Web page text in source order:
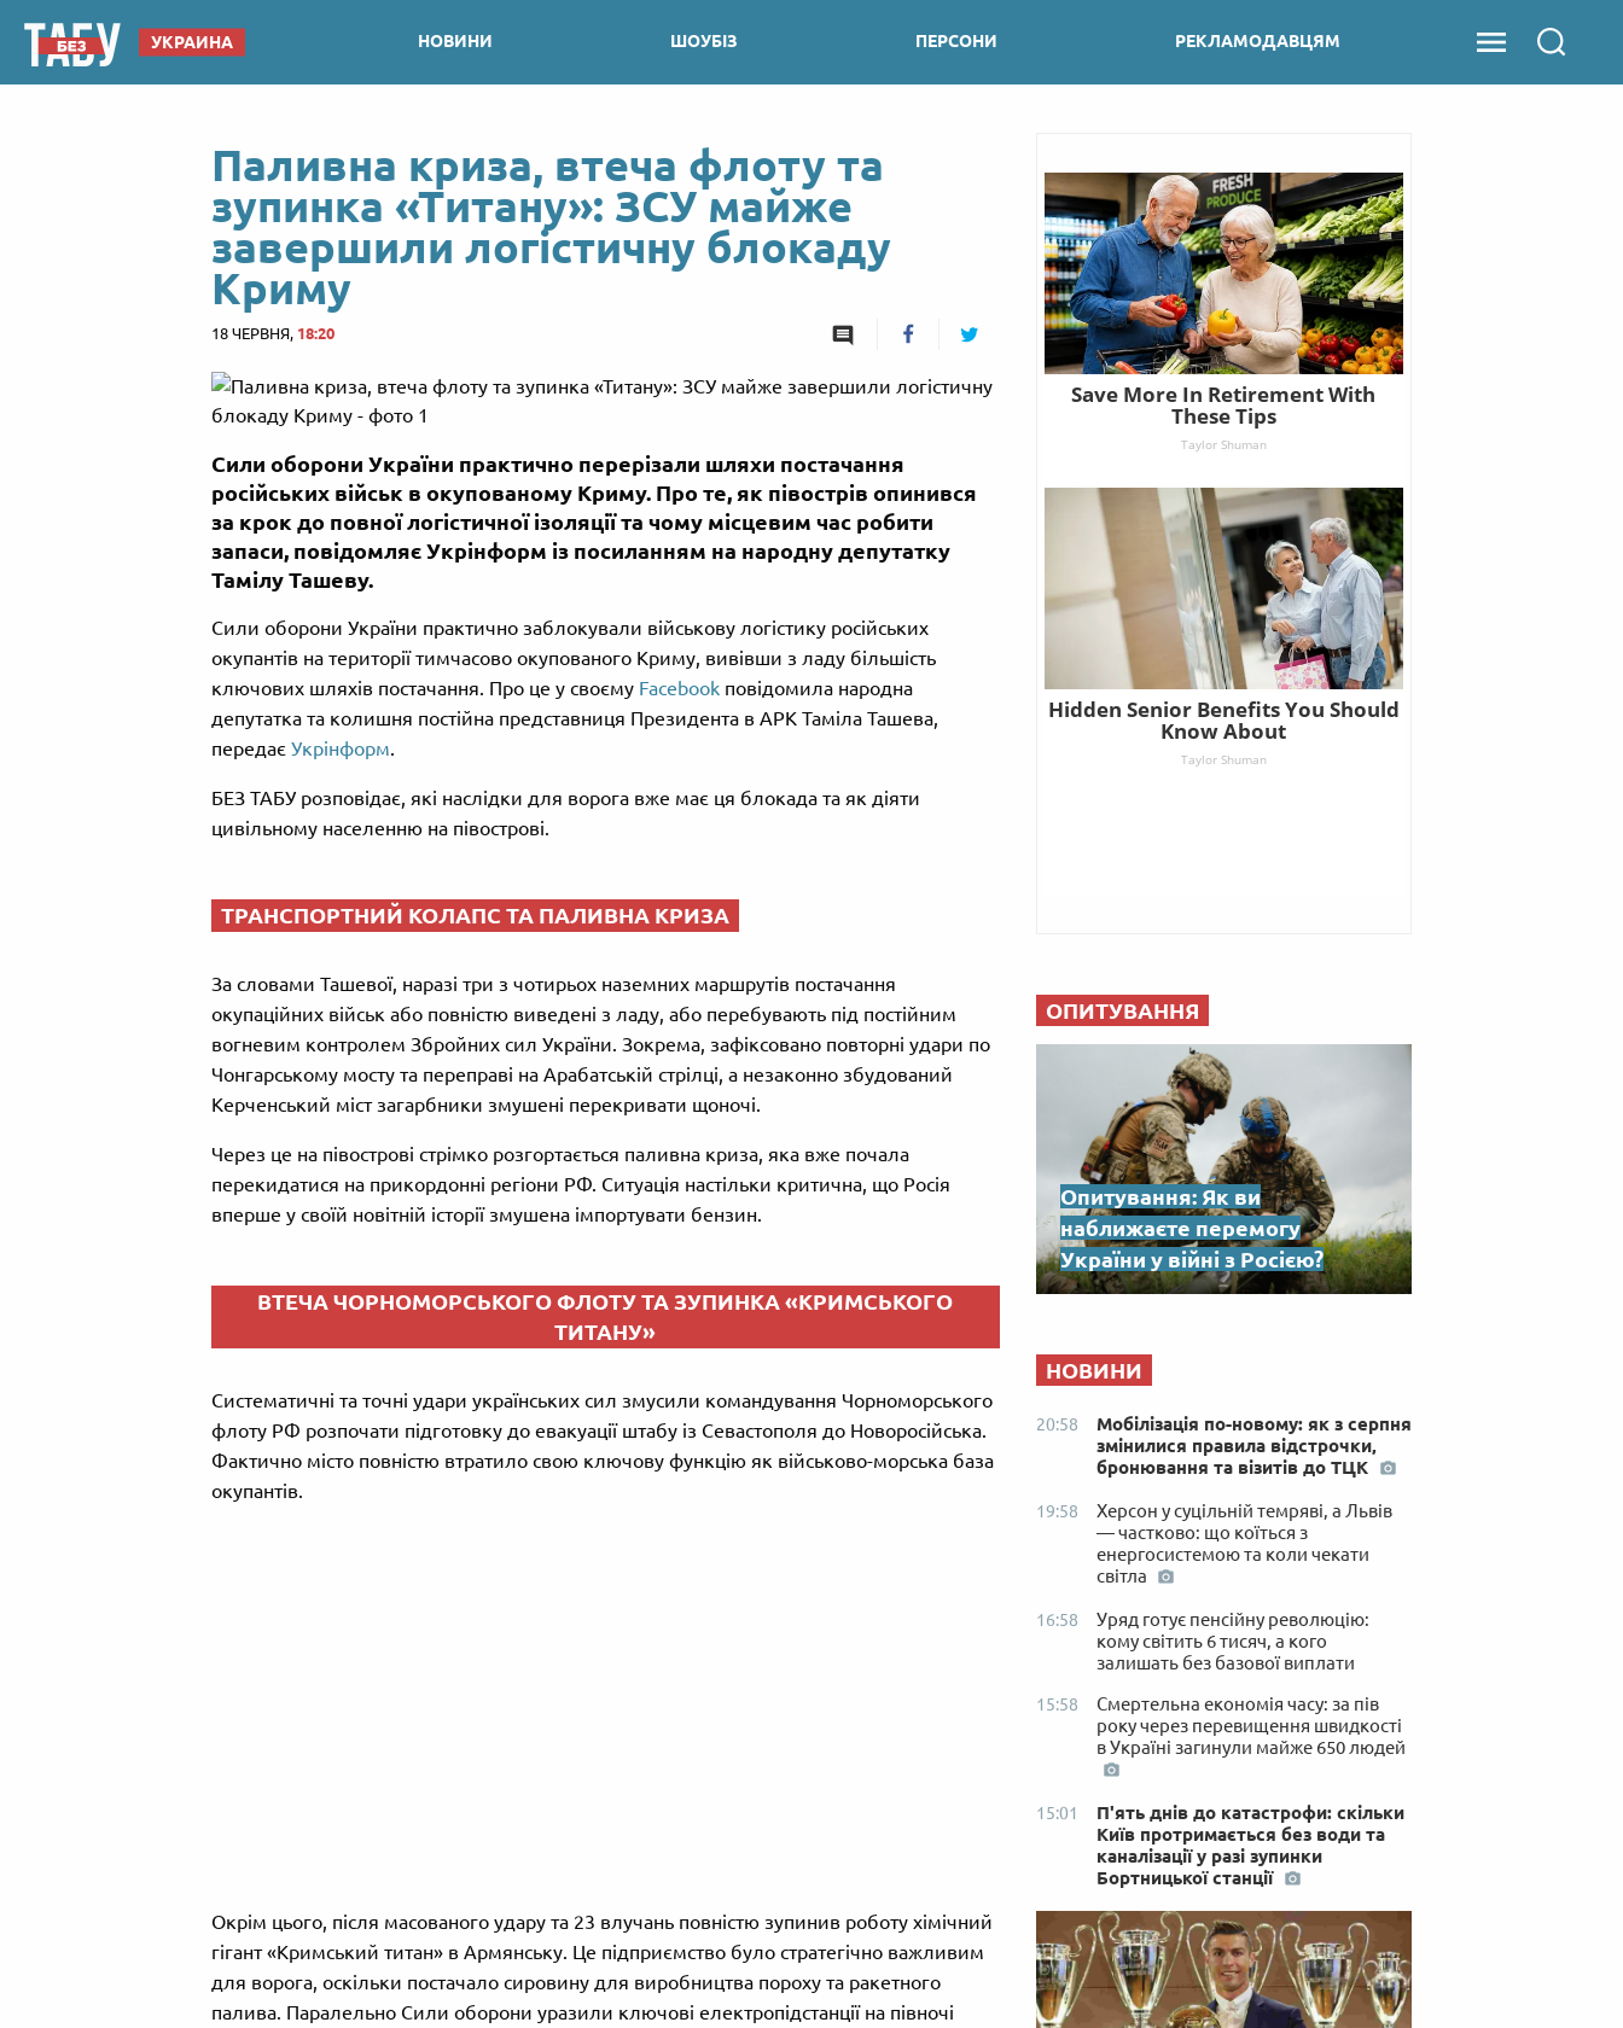
УКРАИНА НОВИНИ ШОУБІЗ ПЕРСОНИ РЕКЛАМОДАВЦЯМ
Паливна криза, втеча флоту та
зупинка «Титану»: ЗСУ майже
завершили логістичну блокаду
Криму
18 ЧЕРВНЯ, 18:20
Сили оборони України практично перерізали шляхи постачання
російських військ в окупованому Криму. Про те, як півострів опинився
за крок до повної логістичної ізоляції та чому місцевим час робити
запаси, повідомляє Укрінформ із посиланням на народну депутатку
Тамілу Ташеву.
Сили оборони України практично заблокували військову логістику російських
окупантів на території тимчасово окупованого Криму, вивівши з ладу більшість
ключових шляхів постачання. Про це у своєму Facebook повідомила народна
депутатка та колишня постійна представниця Президента в АРК Таміла Ташева,
передає Укрінформ.
БЕЗ ТАБУ розповідає, які наслідки для ворога вже має ця блокада та як діяти
цивільному населенню на півострові.
ТРАНСПОРТНИЙ КОЛАПС ТА ПАЛИВНА КРИЗА
За словами Ташевої, наразі три з чотирьох наземних маршрутів постачання
окупаційних військ або повністю виведені з ладу, або перебувають під постійним
вогневим контролем Збройних сил України. Зокрема, зафіксовано повторні удари по
Чонгарському мосту та переправі на Арабатській стрілці, а незаконно збудований
Керченський міст загарбники змушені перекривати щоночі.
Через це на півострові стрімко розгортається паливна криза, яка вже почала
перекидатися на прикордонні регіони РФ. Ситуація настільки критична, що Росія
вперше у своїй новітній історії змушена імпортувати бензин.
ВТЕЧА ЧОРНОМОРСЬКОГО ФЛОТУ ТА ЗУПИНКА «КРИМСЬКОГО
ТИТАНУ»
Систематичні та точні удари українських сил змусили командування Чорноморського
флоту РФ розпочати підготовку до евакуації штабу із Севастополя до Новоросійська.
Фактично місто повністю втратило свою ключову функцію як військово-морська база
окупантів.
Окрім цього, після масованого удару та 23 влучань повністю зупинив роботу хімічний
гігант «Кримський титан» в Армянську. Це підприємство було стратегічно важливим
для ворога, оскільки постачало сировину для виробництва пороху та ракетного
палива. Паралельно Сили оборони уразили ключові електропідстанції на півночі
ОПИТУВАННЯ
Опитування: Як ви
наближаєте перемогу
України у війні з Росією?
НОВИНИ
20:58
Мобілізація по-новому: як з серпня
змінилися правила відстрочки,
бронювання та візитів до ТЦК
19:58
Херсон у суцільній темряві, а Львів
— частково: що коїться з
енергосистемою та коли чекати
світла
16:58
Уряд готує пенсійну революцію:
кому світить 6 тисяч, а кого
залишать без базової виплати
15:58
Смертельна економія часу: за пів
року через перевищення швидкості
в Україні загинули майже 650 людей
15:01
П'ять днів до катастрофи: скільки
Київ протримається без води та
каналізації у разі зупинки
Бортницької станції